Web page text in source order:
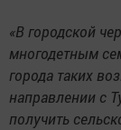
«В городской
многодетным
города таких
направлении с
получить